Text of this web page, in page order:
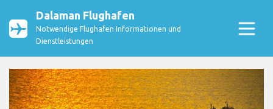
Dalaman Flughafen
Notwendige Flughafen Informationen und
Dienstleistungen